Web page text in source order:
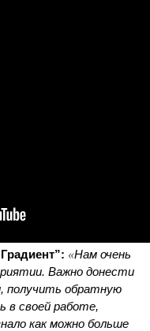
«Нам очень
Важно донести
получить обратную
в своей работе,
как можно больше